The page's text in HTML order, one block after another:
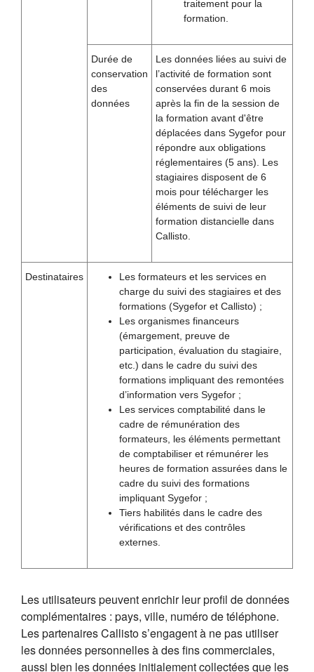
traitement pour la
formation.
Durée de
conservation
des
données
Les données liées au suivi de
l’activité de formation sont
conservées durant 6 mois
après la fin de la session de
la formation avant d'être
déplacées dans Sygefor pour
répondre aux obligations
réglementaires (5 ans). Les
stagiaires disposent de 6
mois pour télécharger les
éléments de suivi de leur
formation distancielle dans
Callisto.
Destinataires
Les formateurs et les services en
charge du suivi des stagiaires et des
formations (Sygefor et Callisto) ;
Les organismes financeurs
(émargement, preuve de
participation, évaluation du stagiaire,
etc.) dans le cadre du suivi des
formations impliquant des remontées
d’information vers Sygefor ;
Les services comptabilité dans le
cadre de rémunération des
formateurs, les éléments permettant
de comptabiliser et rémunérer les
heures de formation assurées dans le
cadre du suivi des formations
impliquant Sygefor ;
Tiers habilités dans le cadre des
vérifications et des contrôles
externes.
Les utilisateurs peuvent enrichir leur profil de données
complémentaires : pays, ville, numéro de téléphone.
Les partenaires Callisto s’engagent à ne pas utiliser
les données personnelles à des fins commerciales,
aussi bien les données initialement collectées que les